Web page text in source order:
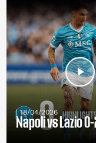
| 18/04/2026
Napoli vs Lazio